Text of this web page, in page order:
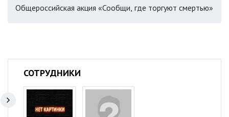
Общероссийская акция «Сообщи, где торгуют смертью»
СОТРУДНИКИ